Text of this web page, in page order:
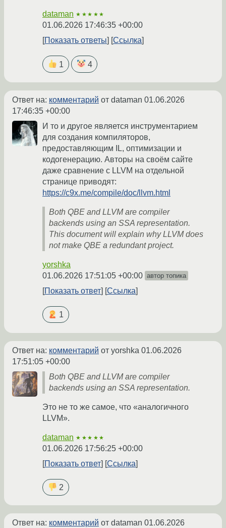
dataman ★★★★★
01.06.2026 17:46:35 +00:00
Показать ответы
Ссылка
1 4
Ответ на: комментарий от dataman 01.06.2026
17:46:35 +00:00
И то и другое является инструментарием
для создания компиляторов,
предоставляющим IL, оптимизации и
кодогенерацию. Авторы на своём сайте
даже сравнение с LLVM на отдельной
странице приводят:
https://c9x.me/compile/doc/llvm.html
Both QBE and LLVM are compiler
backends using an SSA representation.
This document will explain why LLVM does
not make QBE a redundant project.
yorshka
01.06.2026 17:51:05 +00:00 автор топика
Показать ответ Ссылка
1
Ответ на: комментарий от yorshka 01.06.2026
17:51:05 +00:00
Both QBE and LLVM are compiler
backends using an SSA representation.
Это не то же самое, что «аналогичного
LLVM».
dataman ★★★★★
01.06.2026 17:56:25 +00:00
Показать ответ
Ссылка
2
Ответ на: комментарий от dataman 01.06.2026